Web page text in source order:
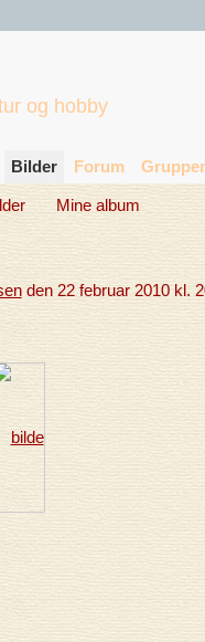
og hobby
Bilder Forum Grupper
Mine album
den 22 februar 2010 kl.